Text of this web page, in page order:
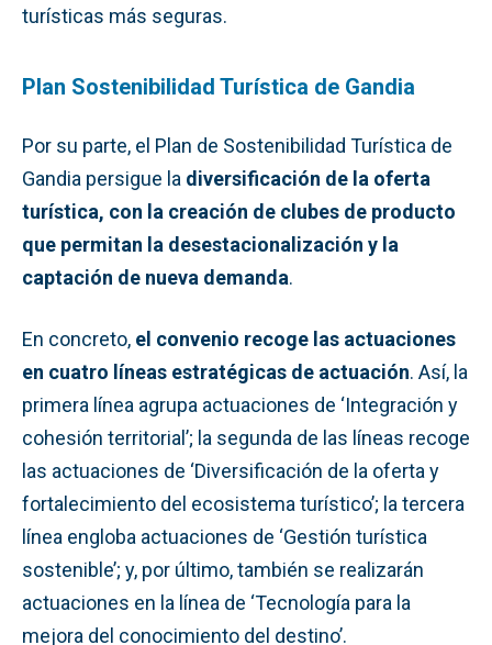
turísticas más seguras.
Plan Sostenibilidad Turística de Gandia
Por su parte, el Plan de Sostenibilidad Turística de
Gandia persigue la diversificación de la oferta
turística, con la creación de clubes de producto
que permitan la desestacionalización y la
captación de nueva demanda.
En concreto, el convenio recoge las actuaciones
en cuatro líneas estratégicas de actuación. Así, la
primera línea agrupa actuaciones de ‘Integración y
cohesión territorial’; la segunda de las líneas recoge
las actuaciones de ‘Diversificación de la oferta y
fortalecimiento del ecosistema turístico’; la tercera
línea engloba actuaciones de ‘Gestión turística
sostenible’; y, por último, también se realizarán
actuaciones en la línea de ‘Tecnología para la
mejora del conocimiento del destino’.